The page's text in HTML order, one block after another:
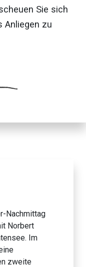
Sie sich
Anliegen zu
Nachmittag
Norbert
Im
zweite